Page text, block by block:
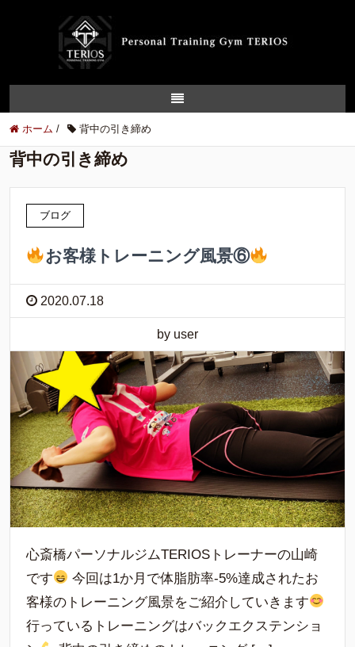
ホーム / 背中の引き締め
背中の引き締め
ブログ
お客様トレーニング風景⑥
2020.07.18
by user
心斎橋パーソナルジムTERIOSトレーナーの山崎
です
今回は1か月で体脂肪率-5%達成されたお
客様のトレーニング風景をご紹介していきます
行っているトレーニングはバックエクステンショ